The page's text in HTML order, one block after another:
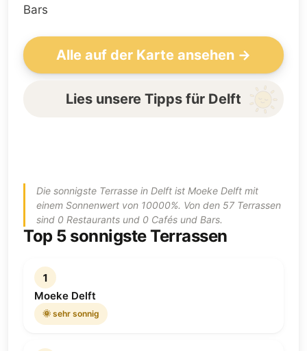
Bars
Alle auf der Karte ansehen →
Lies unsere Tipps für Delft
Die sonnigste Terrasse in Delft ist Moeke Delft mit
einem Sonnenwert von 10000%. Von den 57 Terrassen
sind 0 Restaurants und 0 Cafés und Bars.
Top 5 sonnigste Terrassen
1
Moeke Delft
🌞 sehr sonnig